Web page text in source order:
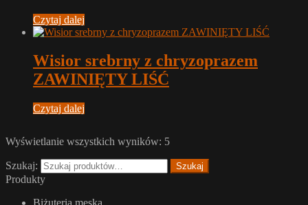
Czytaj dalej
Wisior srebrny z chryzoprazem
ZAWINIĘTY LIŚĆ
Czytaj dalej
Wyświetlanie wszystkich wyników: 5
Szukaj: Szukaj
Produkty